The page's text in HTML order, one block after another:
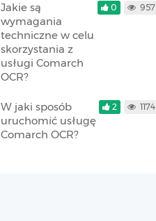
Jakie są
wymagania
techniczne w celu
skorzystania z
usługi Comarch
OCR?
0 957
W jaki sposób
uruchomić usługę
Comarch OCR?
2 1174